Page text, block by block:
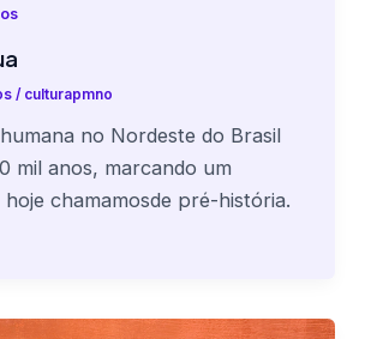
/ culturapmno
no Nordeste do Brasil
mil anos, marcando um
chamamosde pré-história.